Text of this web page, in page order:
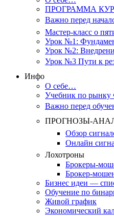
ПРОГРАММА
Важно перед
Мастер-класс о
Урок №1:
Урок №2:
Урок №3 Пути к
Инфо
О себе…
Учебник по рынку
Важно перед
ПРОГНОЗЫ-
Обзор
Онлайн
Лохотроны
Брокеры-
Брокер-
Бизнес идеи —
Обучение по
Живой график
Экономический